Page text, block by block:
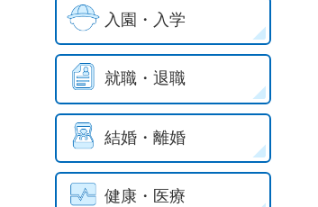
入園・入学
就職・退職
結婚・離婚
健康・医療